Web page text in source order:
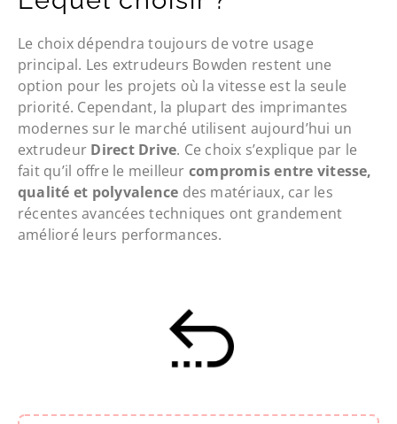
Le choix dépendra toujours de votre usage
principal. Les extrudeurs Bowden restent une
option pour les projets où la vitesse est la seule
priorité. Cependant, la plupart des imprimantes
modernes sur le marché utilisent aujourd’hui un
extrudeur Direct Drive. Ce choix s’explique par le
fait qu’il offre le meilleur compromis entre vitesse,
qualité et polyvalence des matériaux, car les
récentes avancées techniques ont grandement
amélioré leurs performances.